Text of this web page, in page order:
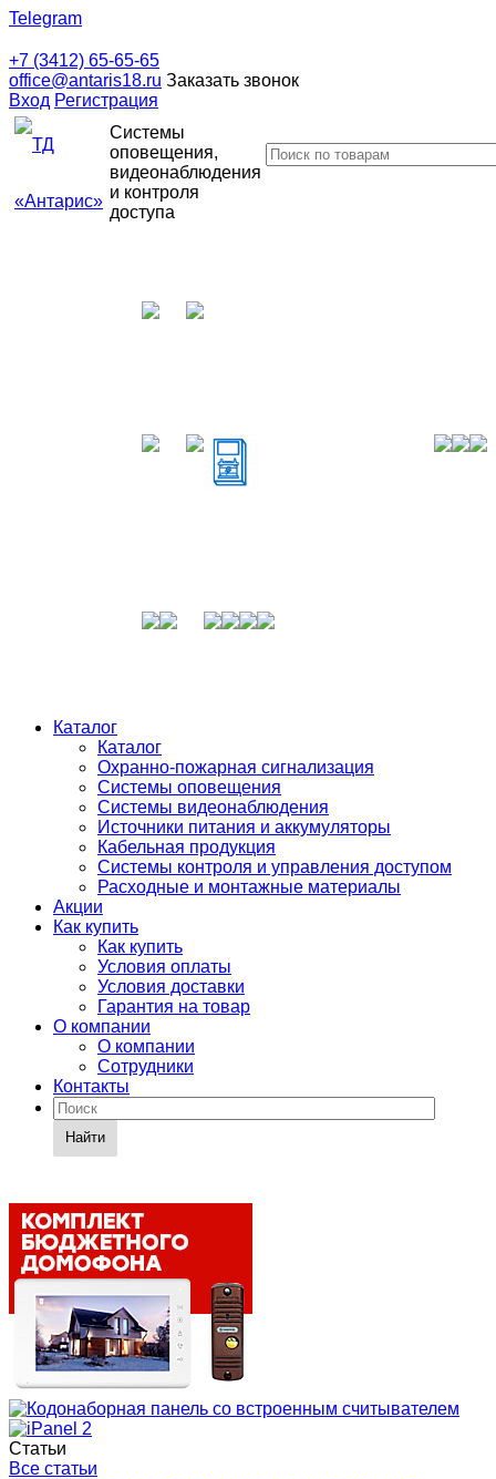
Telegram
+7 (3412) 65-65-65
office@antaris18.ru Заказать звонок
Вход Регистрация
Системы
оповещения,
видеонаблюдения
и контроля
доступа
Каталог
Каталог
Охранно-пожарная сигнализация
Системы оповещения
Системы видеонаблюдения
Источники питания и аккумуляторы
Кабельная продукция
Системы контроля и управления доступом
Расходные и монтажные материалы
Акции
Как купить
Как купить
Условия оплаты
Условия доставки
Гарантия на товар
О компании
О компании
Сотрудники
Контакты
Найти
Статьи
Все статьи